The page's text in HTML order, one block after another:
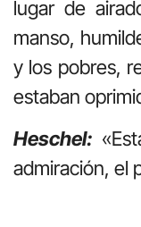
lugar de
manso,
y los pobres,
estaban
Heschel:
admiración, el